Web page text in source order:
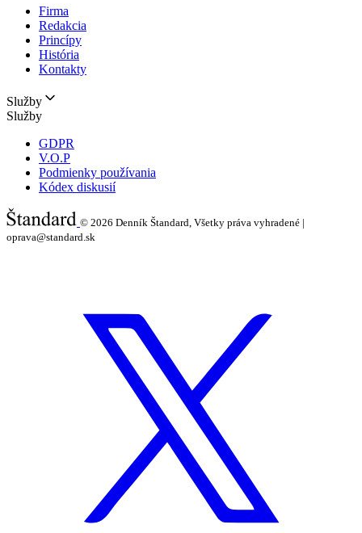
Firma
Redakcia
Princípy
História
Kontakty
Služby
Služby
GDPR
V.O.P
Podmienky používania
Kódex diskusií
© 2026 Denník Štandard, Všetky práva vyhradené |
oprava@standard.sk